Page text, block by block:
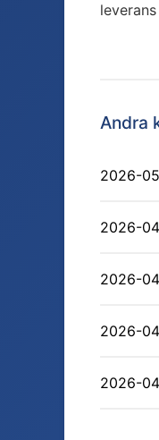
Andra
2026-
2026-
2026-
2026-
2026-